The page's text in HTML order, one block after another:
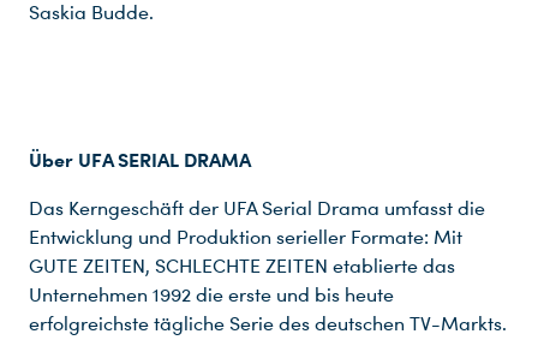
Saskia Budde.
Über UFA SERIAL DRAMA
Das Kerngeschäft der UFA Serial Drama umfasst die
Entwicklung und Produktion serieller Formate: Mit
GUTE ZEITEN, SCHLECHTE ZEITEN etablierte das
Unternehmen 1992 die erste und bis heute
erfolgreichste tägliche Serie des deutschen TV-Markts.